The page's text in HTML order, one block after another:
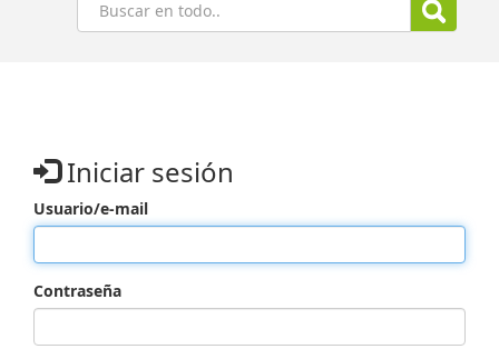
Iniciar sesión
Usuario/e-mail
Contraseña